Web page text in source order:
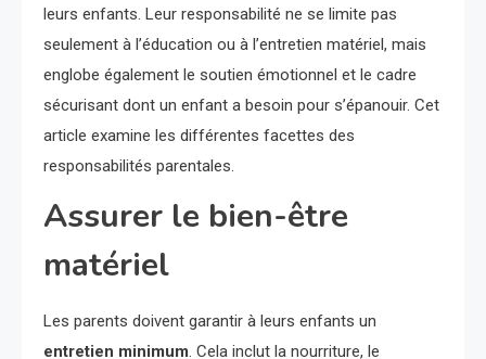
leurs enfants. Leur responsabilité ne se limite pas
seulement à l’éducation ou à l’entretien matériel, mais
englobe également le soutien émotionnel et le cadre
sécurisant dont un enfant a besoin pour s’épanouir. Cet
article examine les différentes facettes des
responsabilités parentales.
Assurer le bien-être
matériel
Les parents doivent garantir à leurs enfants un
entretien minimum. Cela inclut la nourriture, le